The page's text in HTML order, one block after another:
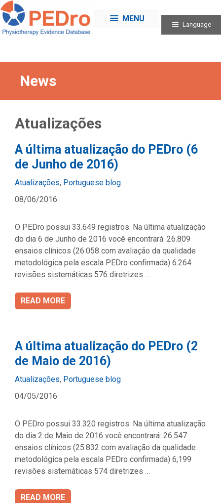
Skip
to
content
MENU
Language
News
Atualizações
A última atualização do PEDro (6
de Junho de 2016)
Categories
Atualizações, Portuguese blog
08/06/2016
O PEDro possui 33.649 registros. Na última atualização
do dia 6 de Junho de 2016 você encontrará: 26.809
ensaios clínicos (26.058 com avaliação da qualidade
metodológica pela escala PEDro confirmada) 6.264
revisões sistemáticas 576 diretrizes …
READ MORE
A última atualização do PEDro (2
de Maio de 2016)
Categories
Atualizações, Portuguese blog
04/05/2016
O PEDro possui 33.320 registros. Na última atualização
do dia 2 de Maio de 2016 você encontrará: 26.547
ensaios clínicos (25.832 com avaliação da qualidade
metodológica pela escala PEDro confirmada) 6,199
revisões sistemáticas 574 diretrizes …
READ MORE